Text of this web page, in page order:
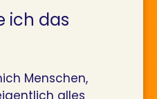
ich das
Menschen,
alles